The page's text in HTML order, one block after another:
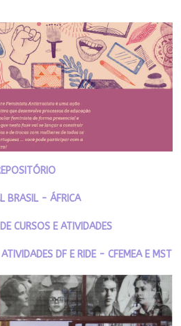
BRASIL - ÁFRICA
CURSOS E ATIVIDADES
DF E RIDE - CFEMEA E MST